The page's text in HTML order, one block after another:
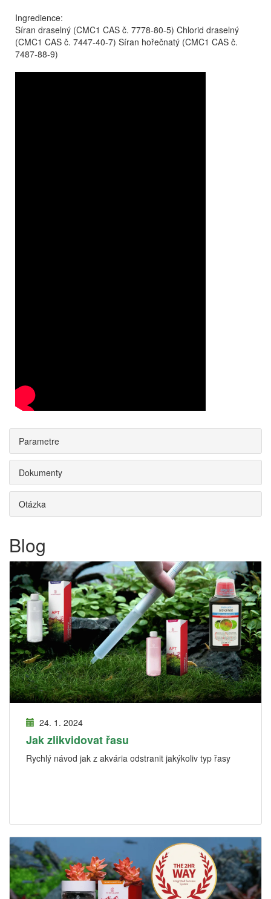
Ingredience:
Síran draselný (CMC1 CAS č. 7778-80-5) Chlorid draselný
(CMC1 CAS č. 7447-40-7) Síran hořečnatý (CMC1 CAS č.
7487-88-9)
Parametre
Dokumenty
Otázka
Blog
24. 1. 2024
Jak zlikvidovat řasu
Rychlý návod jak z akvária odstranit jakýkoliv typ řasy